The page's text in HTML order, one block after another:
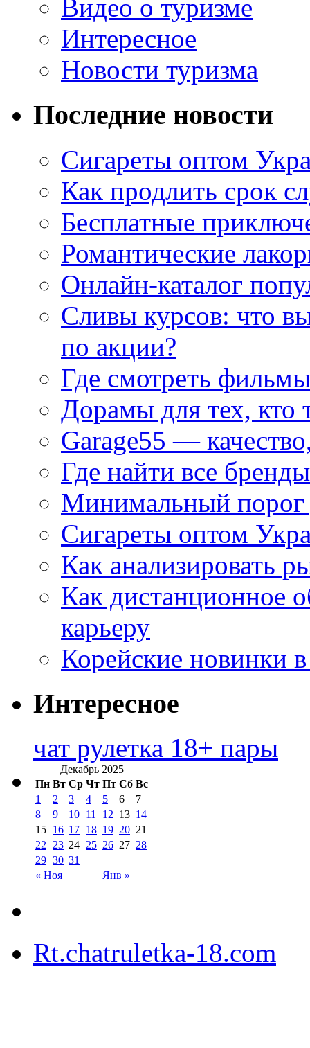
Видео о туризме
Интересное
Новости туризма
Последние новости
Сигареты оптом
Как продлить срок
Бесплатные
Романтические
Онлайн-каталог
Сливы курсов: что
по акции?
Где смотреть
Дорамы для тех, кто
Garage55 —
Где найти все
Минимальный порог
Сигареты оптом
Как анализировать
Как дистанционное
карьеру
Корейские новинки
Интересное
чат рулетка 18+ пары
Декабрь 2025
Пн Вт Ср Чт Пт Сб Вс
« Ноя Янв »
1 2 3 4 5 6
7
8
9 10 11 12 13 14
15 16 17 18 19 20 21
22
23 24 25 26 27 28
29 30 31
Rt.chatruletka-18.com